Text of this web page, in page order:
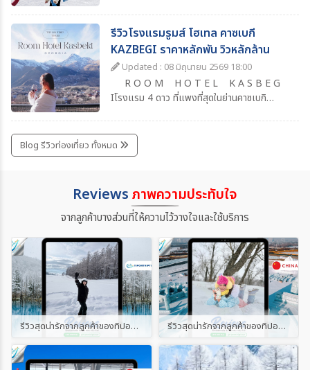
เกาหลีแบบสบาย ๆ ครบทุกไฮไลท์
รีวิวโรงแรมรูมส์ โฮเทล คาซเบกี
KAZBEGI ราคาหลักพัน วิวหลักล้าน
Updated : 08 มิถุนายน 2569 18:00
R O O M H O T E L K A S B E G
Iโรงแรม 4 ดาว ที่แพงที่สุดในย่านคาซเบกิ
ว้าวเหมือนเที่ยวในทวีปยุโรป แต่ว่าราคาและค่า
ครองชีพที่เราจับต้องได้สิ่งอำนวยความสะดวก
สะดวกขนาดนี้ถ้า เป็นประเทศไทย ราคาเกินหมื่นไป
เยอะแน่ๆ แล้วก็ไม่ได้หมายความว่าโรงแรมนี้ดี
ที่สุดนะ เพราะว่าถ้าใครลองหาข้อมูลโรงแรมย่าน
ของจริง !!
Blog รีวิวท่องเที่ยว ทั้งหมด
Reviews ภาพความประทับใจ
จากลูกค้าบางส่วนที่ให้ความไว้วางใจและใช้บริการ
รีวิวสุดน่ารักจากลูกค้าของทิปออนทริปทัวร์ เส้นทาง ญี่ปุ่น ฮอกไกโด วินเทอร์ 6D4N รีวิวสุดน่ารักจากลูกค้าของทิปออนทริปทัวร์ เส้นทางฮาร์บิ้น